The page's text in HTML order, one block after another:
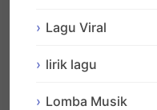
Lagu Viral
lirik lagu
Lomba Musik